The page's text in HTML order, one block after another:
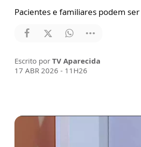
Pacientes e familiares podem
Escrito por TV Aparecida
17 ABR 2026 - 11H26